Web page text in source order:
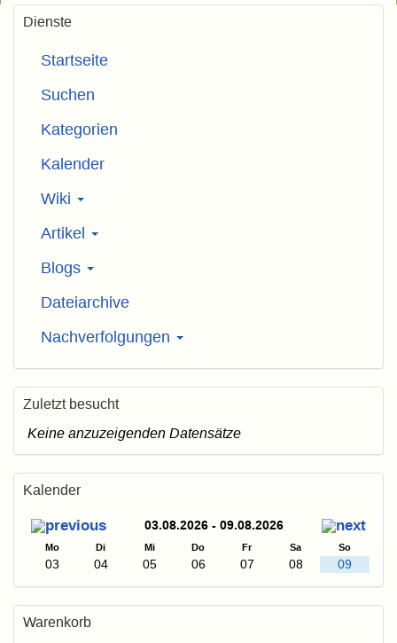
Dienste
Startseite
Suchen
Kategorien
Kalender
Wiki
Artikel
Blogs
Dateiarchive
Nachverfolgungen
Zuletzt besucht
Keine anzuzeigenden Datensätze
Kalender
03.08.2026 - 09.08.2026
Mo Di Mi Do Fr Sa So
03 04 05 06 07 08 09
Warenkorb